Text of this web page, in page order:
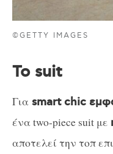
©GETTY IMAGES
Το suit
Για smart chic
ένα two-piece suit με
αποτελεί την τοπ